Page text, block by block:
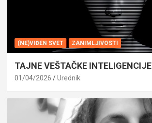
(NE)VIĐEN SVET ZANIMLJIVOSTI
TAJNE VEŠTAČKE INTELIGENCIJE
01/04/2026 Urednik